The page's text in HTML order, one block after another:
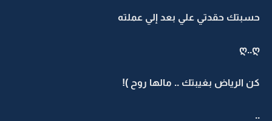
حسبتك حقدتي علي بعد إلي عملته
ღ..ღ
كن الرياض بغيبتك .. مالها روح )!
..